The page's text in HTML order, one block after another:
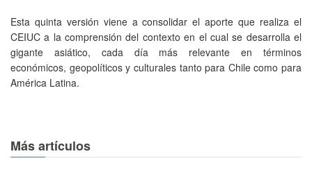
Esta quinta versión viene a consolidar el aporte que realiza el
CEIUC a la comprensión del contexto en el cual se desarrolla el
gigante asiático, cada día más relevante en términos
económicos, geopolíticos y culturales tanto para Chile como para
América Latina.
Más artículos